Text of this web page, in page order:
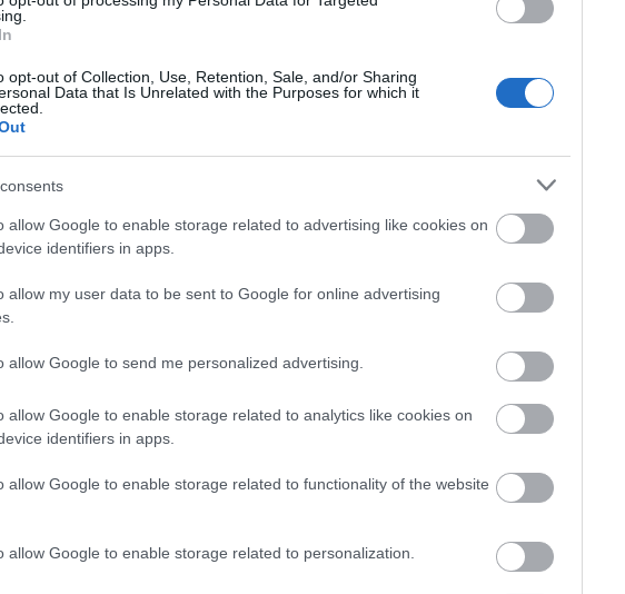
opt-out of Collection, Use, Retention, Sale, and/or Sharing
Data that Is Unrelated with the Purposes for which it
allow Google to enable storage related to advertising like cookies on
identifiers in apps.
allow my user data to be sent to Google for online advertising
allow Google to send me personalized advertising.
allow Google to enable storage related to analytics like cookies on
identifiers in apps.
allow Google to enable storage related to functionality of the website
allow Google to enable storage related to personalization.
és tropicália-áttekintés
ruha
lemezről, keretesben pedig az elektronikus zene őszi